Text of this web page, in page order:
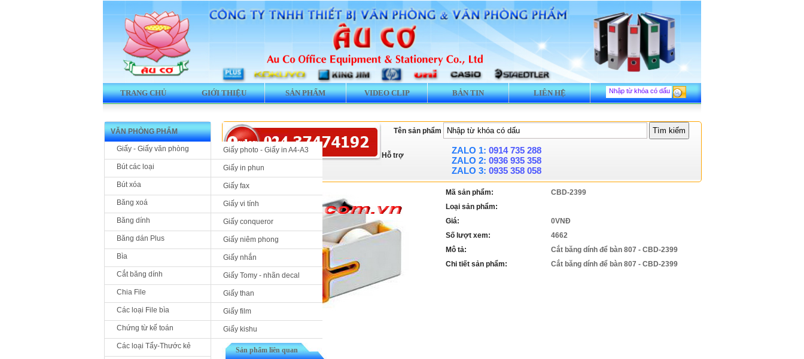
TRANG CHỦ GIỚI THIỆU SẢN PHẨM VIDEO CLIP BẢN TIN LIÊN HỆ
VĂN PHÒNG PHẨM
Giấy - Giấy văn phòng Giấy photo - Giấy in A4-A3
Giấy in phun
Giấy fax
Giấy vi tính
Giấy conqueror
Giấy niêm phong
Giấy nhắn
Giấy Tomy - nhãn decal
Giấy than
Giấy film
Giấy kishu
Bút các loại
Bút xóa
Băng xoá
Băng dính
Băng dán Plus
Bìa
Cắt băng dính
Chia File
Các loại File bìa
Chứng từ kế toán
Các loại Tẩy-Thước kẻ
Tên sản phẩm
Hỗ trợ ZALO 1: 0914 735 288
ZALO 2: 0936 935 358
ZALO 3: 0935 358 058
Mã sản phẩm:
CBD-2399
Loại sản phẩm:
Giá:
0VNĐ
Số lượt xem:
4662
Mô tả:
Cắt băng dính để bàn 807 - CBD-2399
Chi tiết sản phẩm:
Cắt băng dính để bàn 807 - CBD-2399
Sản phẩm liên quan